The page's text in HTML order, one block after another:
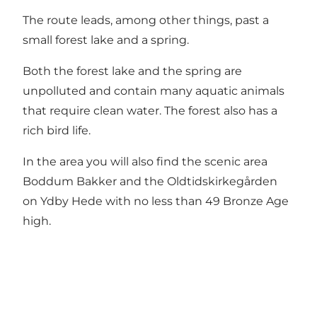
The route leads, among other things, past a
small forest lake and a spring.
Both the forest lake and the spring are
unpolluted and contain many aquatic animals
that require clean water. The forest also has a
rich bird life.
In the area you will also find the scenic area
Boddum Bakker and the Oldtidskirkegården
on Ydby Hede with no less than 49 Bronze Age
high.